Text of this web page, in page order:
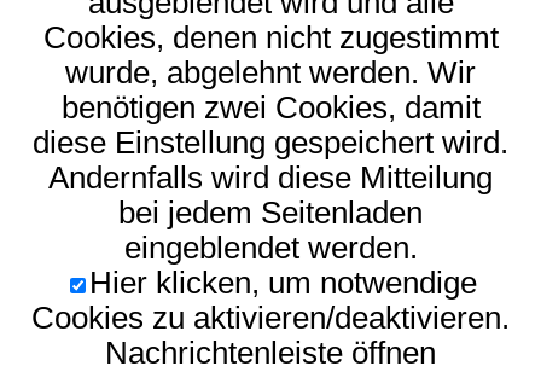
Cookies, denen nicht zugestimmt
wurde, abgelehnt werden. Wir
benötigen zwei Cookies, damit
diese Einstellung gespeichert wird.
Andernfalls wird diese Mitteilung
bei jedem Seitenladen
eingeblendet werden.
Hier klicken, um notwendige
Cookies zu aktivieren/deaktivieren.
Nachrichtenleiste öffnen